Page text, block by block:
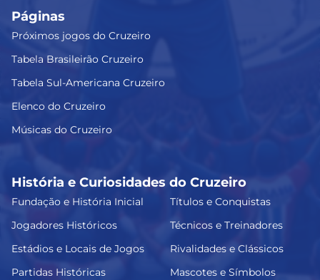
Páginas
Próximos jogos do Cruzeiro
Tabela Brasileirão Cruzeiro
Tabela Sul-Americana Cruzeiro
Elenco do Cruzeiro
Músicas do Cruzeiro
História e Curiosidades do Cruzeiro
Fundação e História Inicial
Títulos e Conquistas
Jogadores Históricos
Técnicos e Treinadores
Estádios e Locais de Jogos
Rivalidades e Clássicos
Partidas Históricas
Mascotes e Símbolos